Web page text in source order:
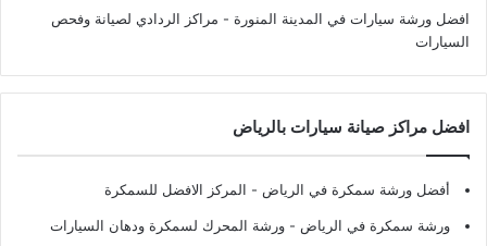
افضل ورشة سيارات في المدينة المنورة - مراكز الردادي لصيانة وفحص
السيارات
افضل مراكز صيانة سيارات بالرياض
أفضل ورشة سمكرة في الرياض - المركز الافضل للسمكرة
ورشة سمكرة في الرياض - ورشة المحرك لسمكرة ودهان السيارات